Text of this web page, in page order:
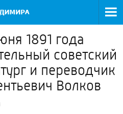
1891 года
советский
и переводчик
Волков